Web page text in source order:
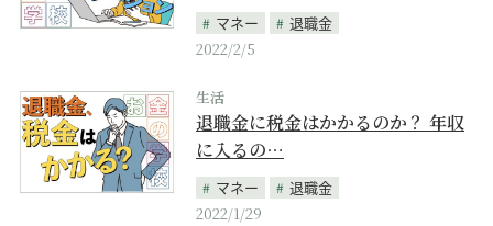
マネー
退職金
2022/2/5
生活
退職金に税金はかかるのか？ 年収
に入るの…
マネー
退職金
2022/1/29